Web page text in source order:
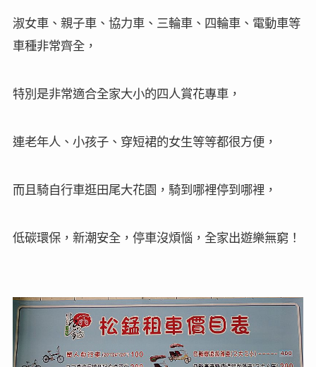
淑女車、親子車、協力車、三輪車、四輪車、電動車等
車種非常齊全，
特別是非常適合全家大小的四人賞花專車，
連老年人、小孩子、穿短裙的女生等等都很方便，
而且騎自行車逛田尾大花園，騎到哪裡停到哪裡，
低碳環保，新潮安全，停車沒煩惱，全家出遊樂無窮！